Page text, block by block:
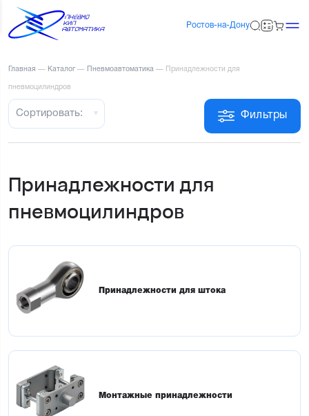
Ростов-на-Дону
Главная — Каталог — Пневмоавтоматика — Принадлежности для
пневмоцилиндров
Фильтры
Сортировать:
Принадлежности для
пневмоцилиндров
Принадлежности для штока
Монтажные принадлежности